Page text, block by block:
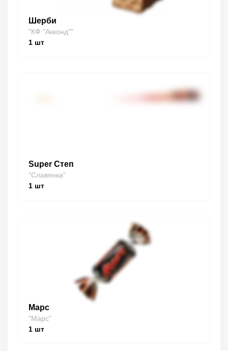
Шерби
"КФ "Акконд""
1 шт
Super Степ
"Славянка"
1 шт
Марс
"Марс"
1 шт